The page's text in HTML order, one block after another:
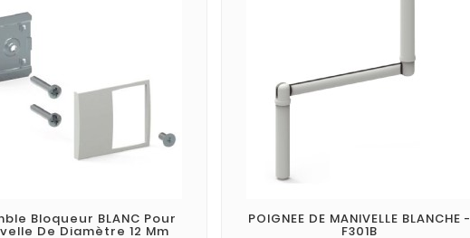
Bloqueur BLANC Pour
De Diamètre 12 Mm
POIGNEE DE MANIVELLE BLANCHE -
F301B